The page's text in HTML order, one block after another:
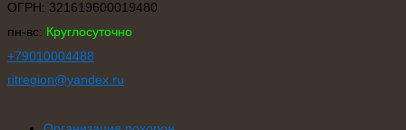
ОГРН: 321619600019480
пн-вс: Круглосуточно
+79010004488
ritregion@yandex.ru